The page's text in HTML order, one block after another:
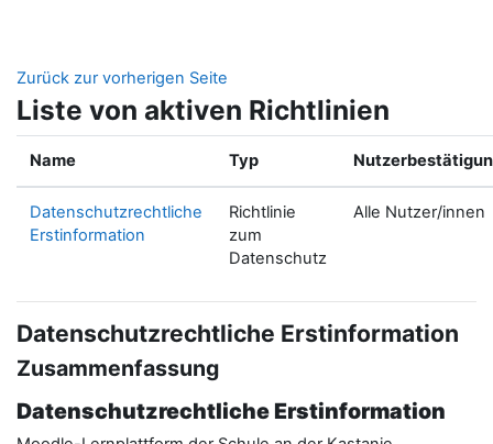
Zurück zur vorherigen Seite
Liste von aktiven Richtlinien
Name Typ
Datenschutzrechtliche
Erstinformation
Richtlinie
zum
Datenschutz
Alle Nutzer/innen
Datenschutzrechtliche Erstinformation
Zusammenfassung
Datenschutzrechtliche Erstinformation